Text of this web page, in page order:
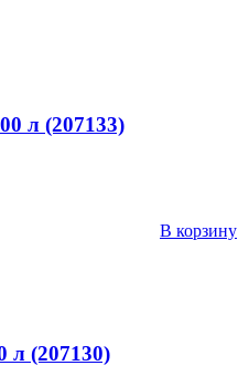
л (207133)
В корзину
л (207130)